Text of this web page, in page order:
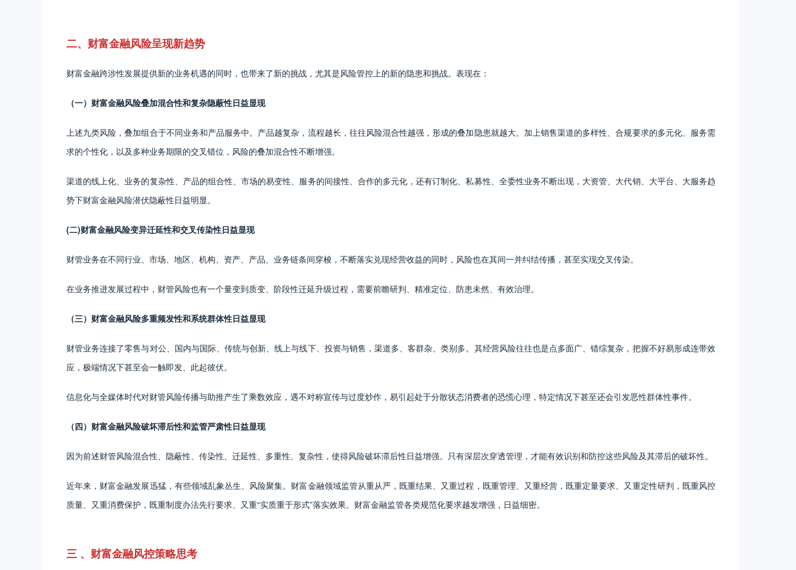
二、财富金融风险呈现新趋势
财富金融跨涉性发展提供新的业务机遇的同时，也带来了新的挑战，尤其是风险管控上的新的隐患和挑战。表现在：
（一）财富金融风险叠加混合性和复杂隐蔽性日益显现
上述九类风险，叠加组合于不同业务和产品服务中。产品越复杂，流程越长，往往风险混合性越强，形成的叠加隐患就越大。加上销售渠道的多样性、合规要求的多元化、服务需
求的个性化，以及多种业务期限的交叉错位，风险的叠加混合性不断增强。
渠道的线上化、业务的复杂性、产品的组合性、市场的易变性、服务的间接性、合作的多元化，还有订制化、私募性、全委性业务不断出现，大资管、大代销、大平台、大服务趋
势下财富金融风险潜伏隐蔽性日益明显。
(二)财富金融风险变异迁延性和交叉传染性日益显现
财管业务在不同行业、市场、地区、机构、资产、产品、业务链条间穿梭，不断落实兑现经营收益的同时，风险也在其间一并纠结传播，甚至实现交叉传染。
在业务推进发展过程中，财管风险也有一个量变到质变、阶段性迁延升级过程，需要前瞻研判、精准定位、防患未然、有效治理。
（三）财富金融风险多重频发性和系统群体性日益显现
财管业务连接了零售与对公、国内与国际、传统与创新、线上与线下、投资与销售，渠道多、客群杂、类别多。其经营风险往往也是点多面广、错综复杂，把握不好易形成连带效
应，极端情况下甚至会一触即发、此起彼伏。
信息化与全媒体时代对财管风险传播与助推产生了乘数效应，遇不对称宣传与过度炒作，易引起处于分散状态消费者的恐慌心理，特定情况下甚至还会引发恶性群体性事件。
（四）财富金融风险破坏滞后性和监管严肃性日益显现
因为前述财管风险混合性、隐蔽性、传染性、迁延性、多重性、复杂性，使得风险破坏滞后性日益增强。只有深层次穿透管理，才能有效识别和防控这些风险及其滞后的破坏性。
近年来，财富金融发展迅猛，有些领域乱象丛生、风险聚集。财富金融领域监管从重从严，既重结果、又重过程，既重管理、又重经营，既重定量要求、又重定性研判，既重风控
质量、又重消费保护，既重制度办法先行要求、又重“实质重于形式”落实效果。财富金融监管各类规范化要求越发增强，日益细密。
三 、财富金融风控策略思考